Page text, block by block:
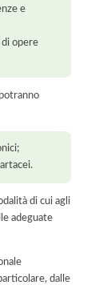
e
opere
di cui agli
adeguate
dalle